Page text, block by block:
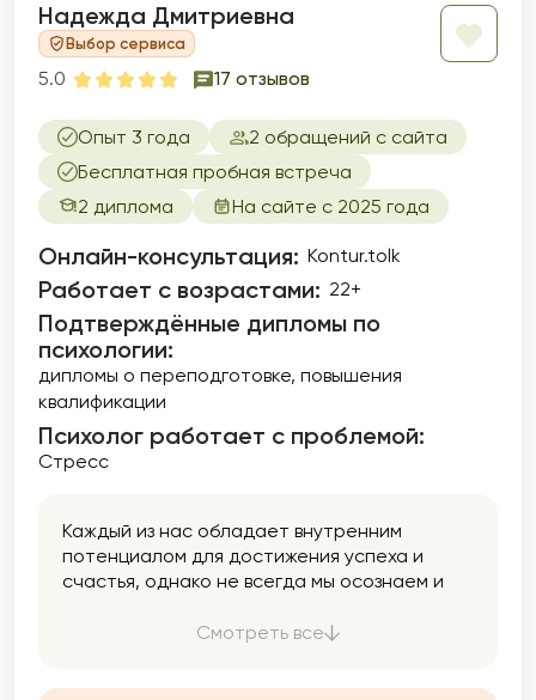
Надежда Дмитриевна
Выбор сервиса
5.0 17 отзывов
Опыт 3 года
2 обращений с сайта
Бесплатная пробная встреча
2 диплома
На сайте с 2025 года
Онлайн-консультация: Kontur.tolk
Работает с возрастами: 22+
Подтверждённые дипломы по
психологии:
дипломы о переподготовке повышения
квалификации
Психолог работает с проблемой:
Стресс
Каждый из нас обладает внутренним
потенциалом для достижения успеха и
счастья, однако не всегда мы осознаем и
заключается в том, чтобы помочь Вам
Смотреть все